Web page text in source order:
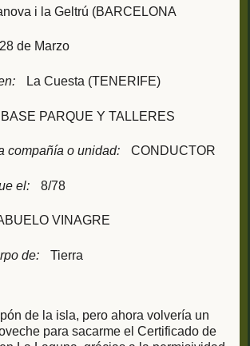
i la Geltrú (BARCELONA
28 de Marzo
La Cuesta (TENERIFE)
BASE PARQUE Y TALLERES
compañía o unidad: CONDUCTOR
el: 8/78
VINAGRE
de: Tierra
de la isla, pero ahora volvería un
para sacarme el Certificado de